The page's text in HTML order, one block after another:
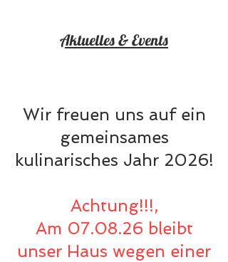
Aktuelles & Events
Wir freuen uns auf ein
gemeinsames
kulinarisches Jahr 2026!
Achtung!!!,
Am 07.08.26 bleibt
unser Haus wegen einer